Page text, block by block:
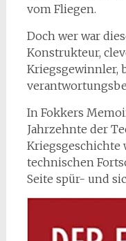
vom Fliegen.
Doch wer war
Konstrukteur,
Kriegsgewinnler,
In Fokkers
Jahrzehnte der
Kriegsgeschichte
technischen
Seite spür- und